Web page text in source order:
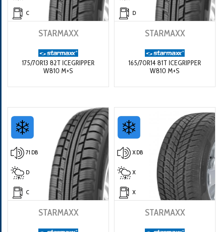
C
STARMAXX
175/70R13 82T ICEGRIPPER
W810 M+S
D
STARMAXX
165/70R14 81T ICEGRIPPER
W810 M+S
71 DB
D
C
STARMAXX
X DB
X
X
STARMAXX